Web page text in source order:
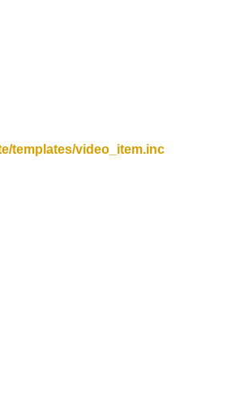
templates/video_item.inc